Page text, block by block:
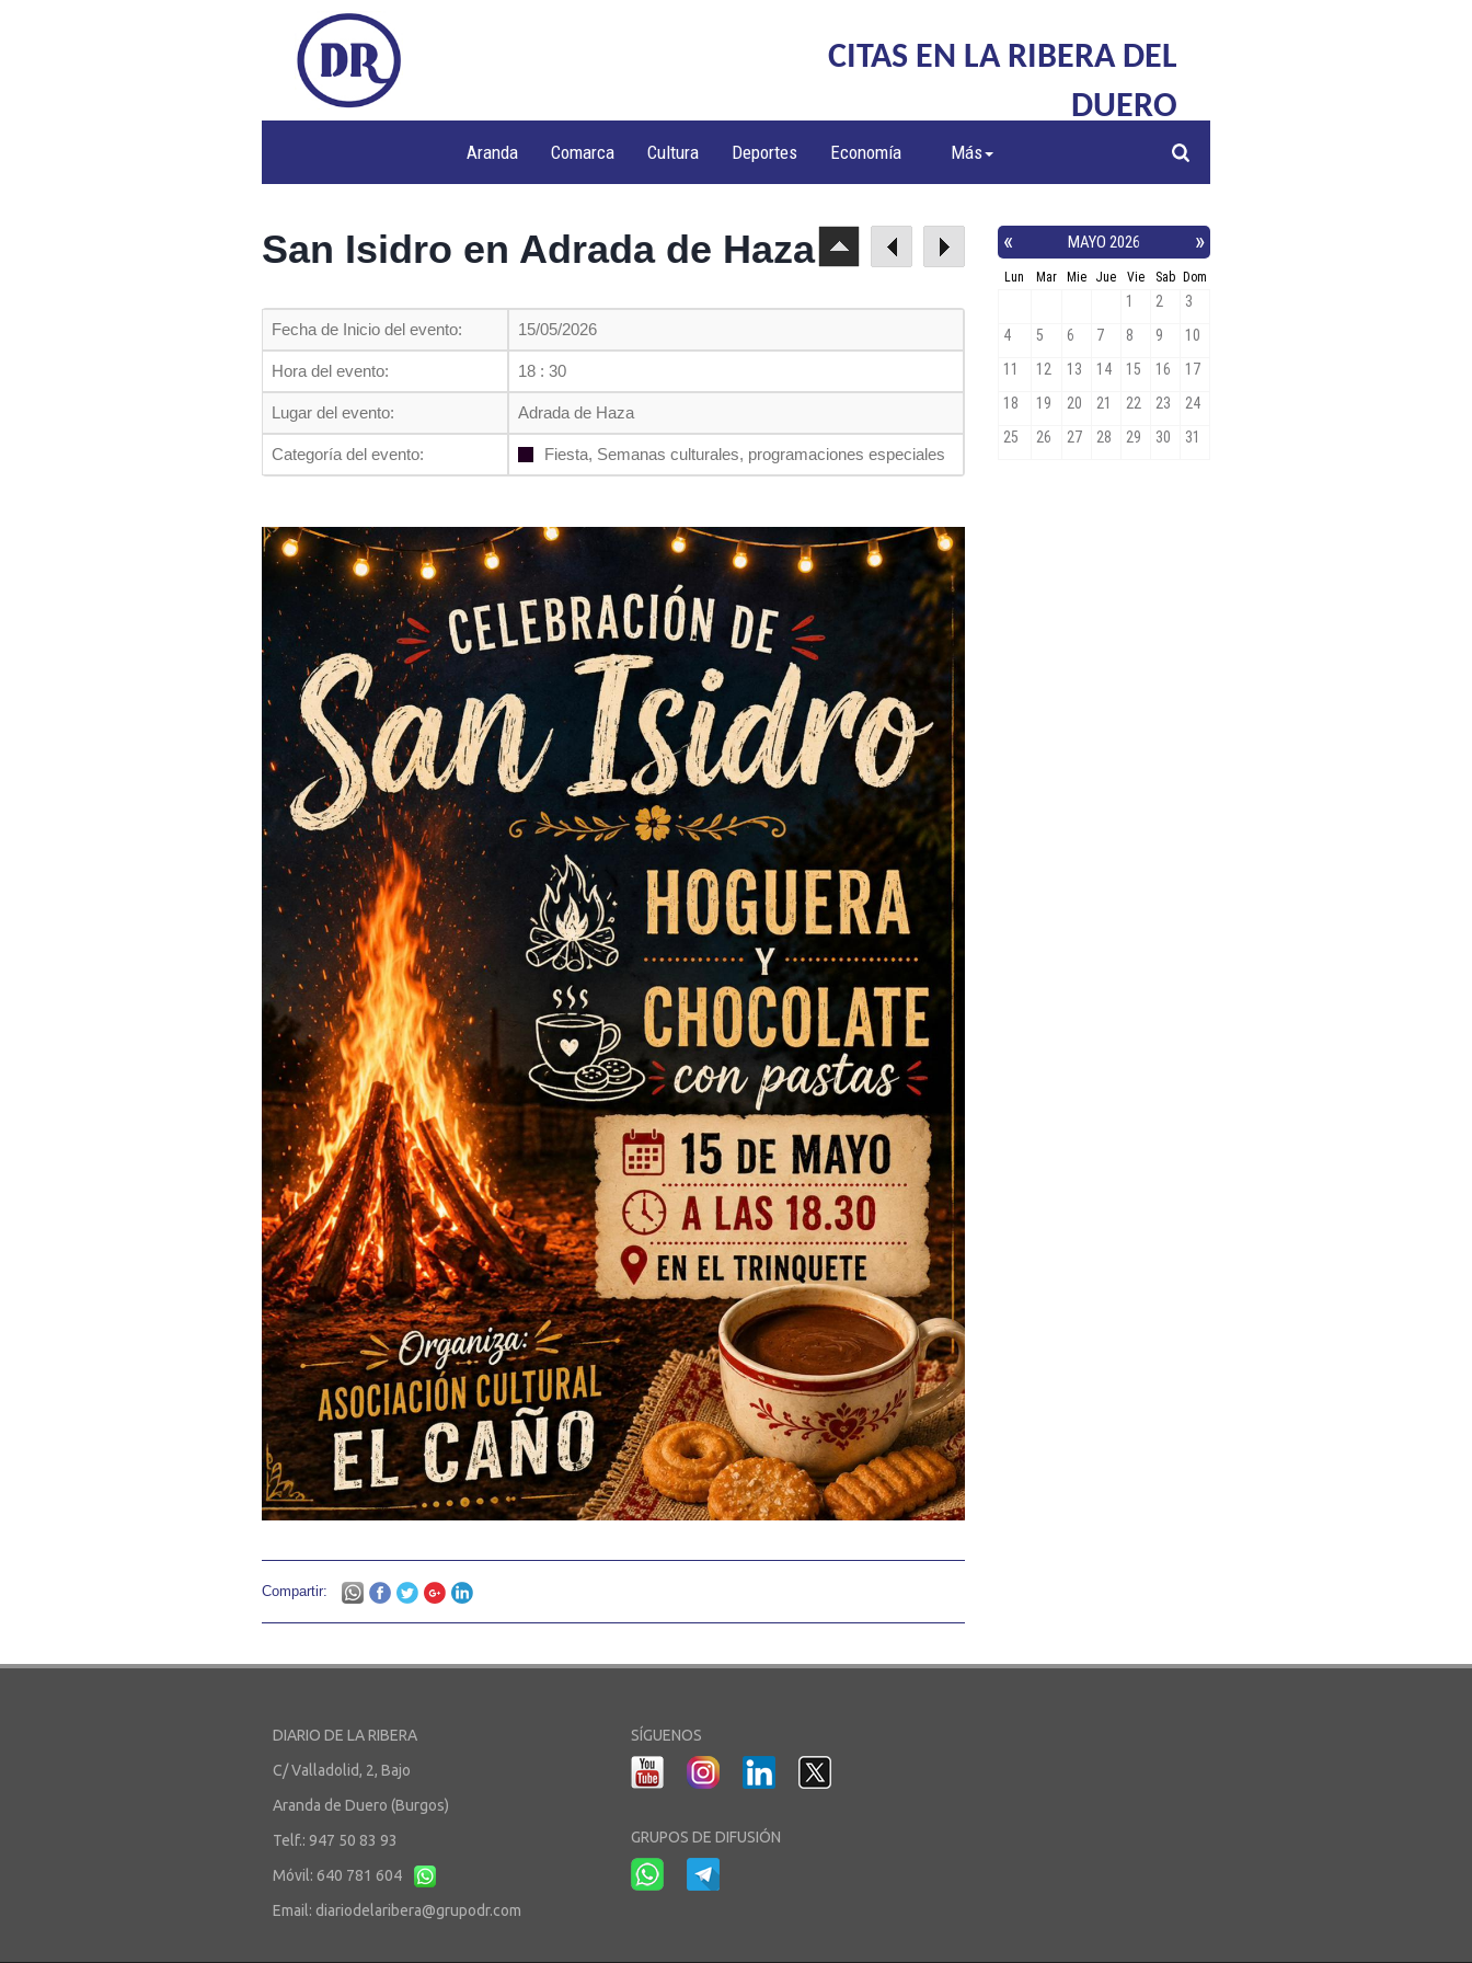
CITAS EN LA RIBERA DEL
DUERO
Aranda Comarca Cultura Deportes Economía Más
San Isidro en Adrada de Haza
Fecha de Inicio del evento: 15/05/2026
Hora del evento: 18 : 30
Lugar del evento: Adrada de Haza
Categoría del evento: Fiesta, Semanas culturales, programaciones especiales
Compartir:
DIARIO DE LA RIBERA
C/ Valladolid, 2, Bajo
Aranda de Duero (Burgos)
Telf.: 947 50 83 93
Móvil: 640 781 604
Email: diariodelaribera@grupodr.com
SÍGUENOS
GRUPOS DE DIFUSIÓN